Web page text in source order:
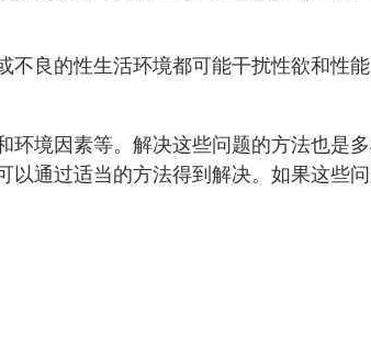
不良的性生活环境都可能干扰性欲和性
境因素等。解决这些问题的方法也是
通过适当的方法得到解决。如果这些